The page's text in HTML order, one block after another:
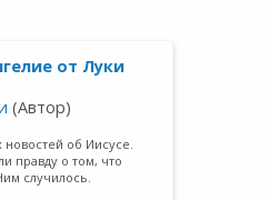
от Луки
(Автор)
об Иисусе.
правду о том, что
случилось.